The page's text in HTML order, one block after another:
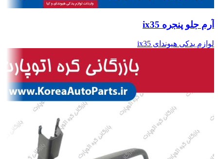
آرم جلو پنجره ix35
لوازم یدکی هیوندای ix35